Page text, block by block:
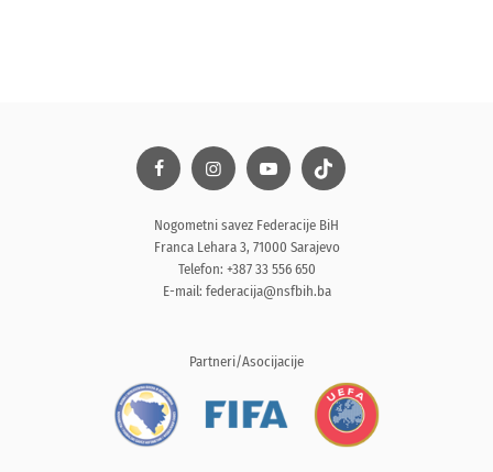
Nogometni savez Federacije BiH
Franca Lehara 3, 71000 Sarajevo
Telefon: +387 33 556 650
E-mail: federacija@nsfbih.ba
Partneri/Asocijacije